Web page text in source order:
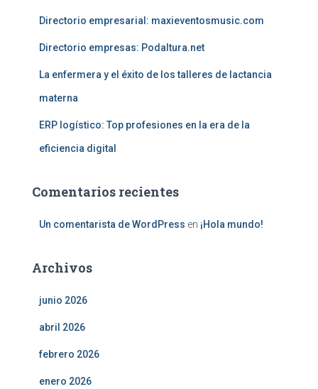
Directorio empresarial: maxieventosmusic.com
Directorio empresas: Podaltura.net
La enfermera y el éxito de los talleres de lactancia
materna
ERP logístico: Top profesiones en la era de la
eficiencia digital
Comentarios recientes
Un comentarista de WordPress en ¡Hola mundo!
Archivos
junio 2026
abril 2026
febrero 2026
enero 2026